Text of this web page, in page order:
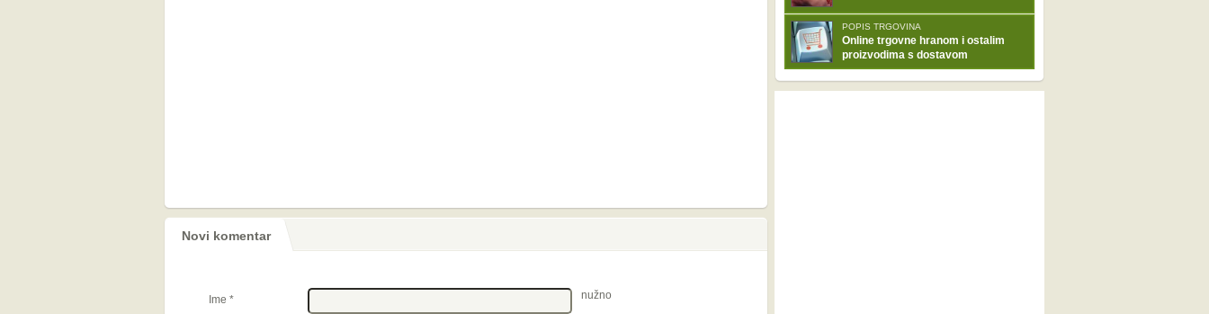
Novi komentar
Ime * nužno
POPIS TRGOVINA
Online trgovne hranom i ostalim
proizvodima s dostavom